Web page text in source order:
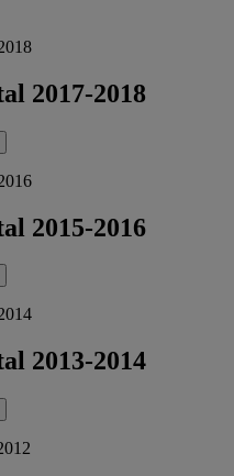
2017-2018
2015-2016
2013-2014